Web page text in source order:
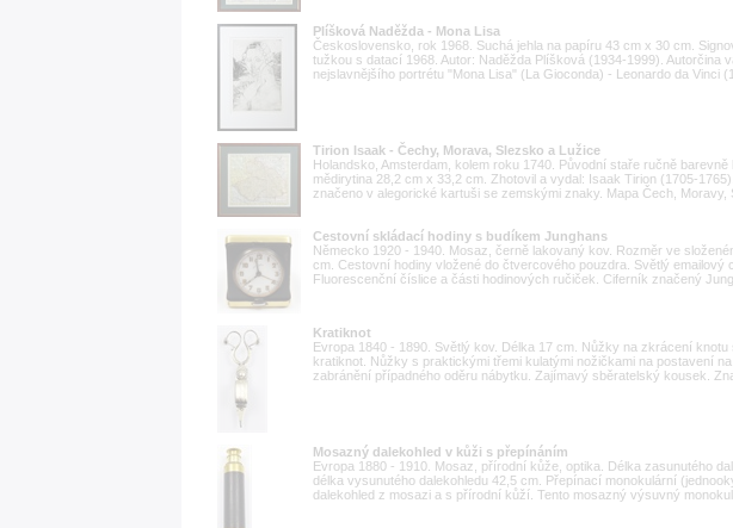
Plíšková Naděžda - Mona Lisa
Československo, rok 1968. Suchá jehla na papíru 43 cm x 30 cm.
tužkou s datací 1968. Autor: Naděžda Plíšková (1934-1999). Autorčina
nejslavnějšího portrétu "Mona Lisa" (La Gioconda) - Leonardo da Vinci
Tirion Isaak - Čechy, Morava, Slezsko a Lužice
Holandsko, Amsterdam, kolem roku 1740. Původní staře ručně barevně
mědirytina 28,2 cm x 33,2 cm. Zhotovil a vydal: Isaak Tirion (1705-
značeno v alegorické kartuši se zemskými znaky. Mapa Čech, Moravy,
Cestovní skládací hodiny s budíkem Junghans
Německo 1920 - 1940. Mosaz, černě lakovaný kov. Rozměr ve
cm. Cestovní hodiny vložené do čtvercového pouzdra. Světlý emailový
Fluorescenční číslice a části hodinových ručiček. Ciferník značený
Kratiknot
Evropa 1840 - 1890. Světlý kov. Délka 17 cm. Nůžky na zkrácení knotu
kratiknot. Nůžky s praktickými třemi kulatými nožičkami na postavení
zabránění případného oděru nábytku. Zajímavý sběratelský kousek.
Mosazný dalekohled v kůži s přepínáním
Evropa 1880 - 1910. Mosaz, přírodní kůže, optika. Délka zasunutého
délka vysunutého dalekohledu 42,5 cm. Přepínací monokulární
dalekohled z mosazi a s přírodní kůží. Tento mosazný výsuvný